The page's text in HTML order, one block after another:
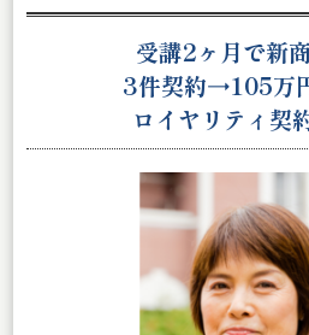
受講2ヶ月で新
3件契約→105万
ロイヤリティ契